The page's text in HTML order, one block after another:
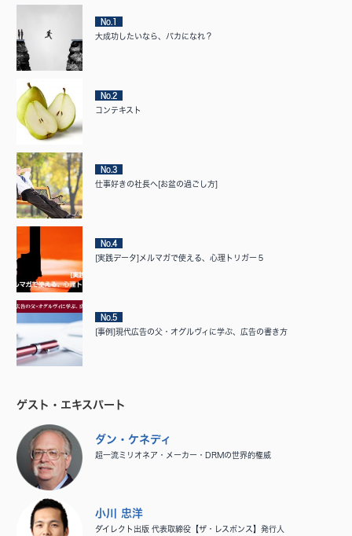
No.1
大成功したいなら、バカになれ？
No.2
コンテキスト
No.3
仕事好きの社長へ[お盆の過ごし方]
No.4
[実践データ]メルマガで使える、心理トリガー５
No.5
[事例]現代広告の父・オグルヴィに学ぶ、広告の書き方
ゲスト・エキスパート
ダン・ケネディ
超一流ミリオネア・メーカー・DRMの世界的権威
小川 忠洋
ダイレクト出版 代表取締役【ザ・レスポンス】発行人